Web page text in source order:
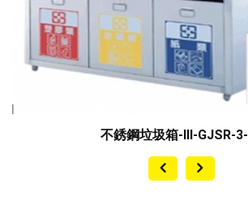
不銹鋼垃圾箱-III-GJSR-3-03